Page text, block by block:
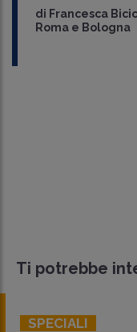
di Francesca
Roma e Bologna
Ti potrebbe
SPECIALI